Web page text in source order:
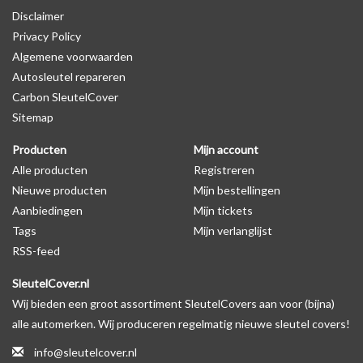
autosleutel behuizing wel zichtbaar is. U kunt dit zelf nagaan door
op de productfoto te kijken of er een logo zichtbaar is.
Levering
Voor 16:00 besteld = Dezelfde dag verzonden
Verzending naar België: 1/3 werkdagen
Specificaties
Merk: SleutelCover
Geschikt voor: Peugeot
Gewicht: 20g
Materiaal: Siliconen
Geschikt voor o.a. de volgende modellen:
* Afhankelijk van het bouwjaar
voorbeeld in de productfoto's
Disclaimer
Privacy Policy
Algemene voorwaarden
Autosleutel repareren
Carbon SleutelCover
Sitemap
Producten
Alle producten
Nieuwe producten
Aanbiedingen
Tags
RSS-feed
Mijn account
Registreren
Mijn bestellingen
Mijn tickets
Mijn verlanglijst
SleutelCover.nl
Wij bieden een groot assortiment SleutelCovers aan voor (bijna)
alle automerken. Wij produceren regelmatig nieuwe sleutel covers!
info@sleutelcover.nl